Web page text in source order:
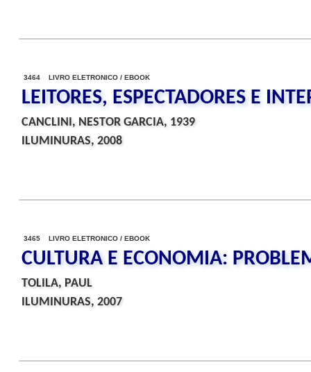
3464 LIVRO ELETRONICO / EBOOK
LEITORES, ESPECTADORES E
CANCLINI, NESTOR GARCIA, 1939
ILUMINURAS, 2008
3465 LIVRO ELETRONICO / EBOOK
CULTURA E ECONOMIA:
TOLILA, PAUL
ILUMINURAS, 2007